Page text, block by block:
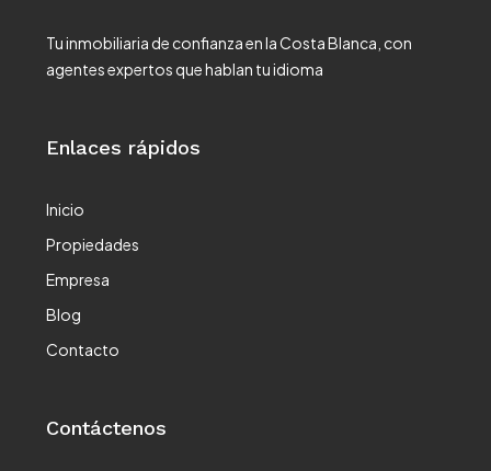
Tu inmobiliaria de confianza en la Costa Blanca, con
agentes expertos que hablan tu idioma
Enlaces rápidos
Inicio
Propiedades
Empresa
Blog
Contacto
Contáctenos